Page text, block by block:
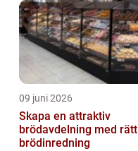
09 juni 2026
Skapa en attraktiv
brödavdelning med rätt
brödinredning